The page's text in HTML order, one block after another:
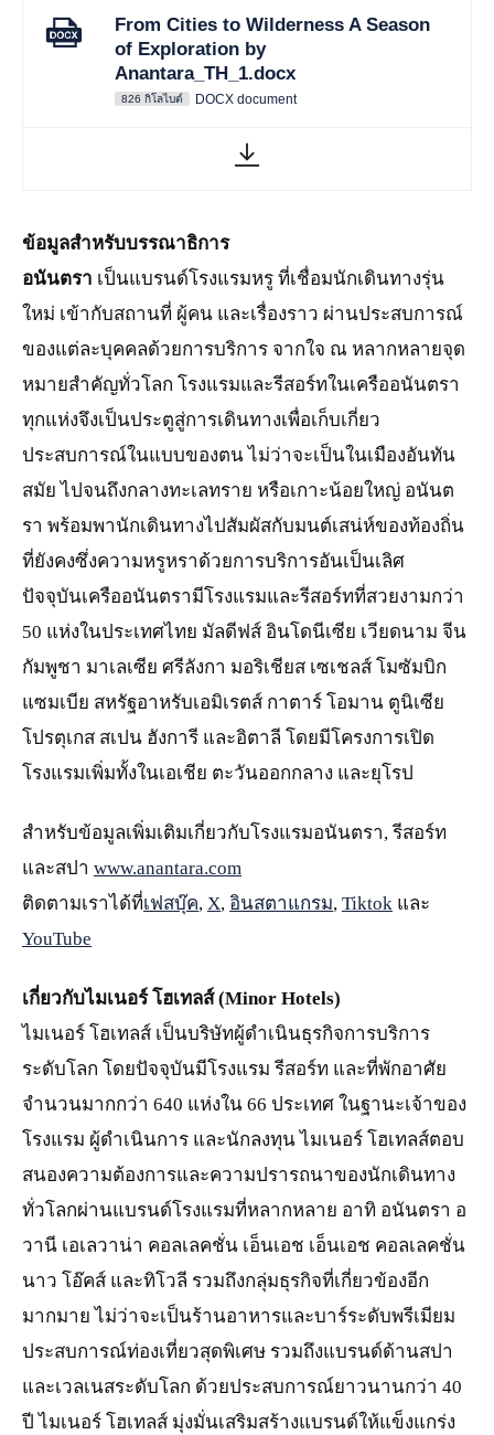
From Cities to Wilderness A Season
of Exploration by
Anantara_TH_1.docx
826 กิโลไบต์ DOCX document
ข้อมูลสำหรับบรรณาธิการ
อนันตรา เป็นแบรนด์โรงแรมหรู ที่เชื่อมนักเดินทางรุ่น
ใหม่ เข้ากับสถานที่ ผู้คน และเรื่องราว ผ่านประสบการณ์
ของแต่ละบุคคลด้วยการบริการ จากใจ ณ หลากหลายจุด
หมายสำคัญทั่วโลก โรงแรมและรีสอร์ทในเครืออนันตรา
ทุกแห่งจึงเป็นประตูสู่การเดินทางเพื่อเก็บเกี่ยว
ประสบการณ์ในแบบของตน ไม่ว่าจะเป็นในเมืองอันทัน
สมัย ไปจนถึงกลางทะเลทราย หรือเกาะน้อยใหญ่ อนันต
รา พร้อมพานักเดินทางไปสัมผัสกับมนต์เสน่ห์ของท้องถิ่น
ที่ยังคงซึ่งความหรูหราด้วยการบริการอันเป็นเลิศ
ปัจจุบันเครืออนันตรามีโรงแรมและรีสอร์ทที่สวยงามกว่า
50 แห่งในประเทศไทย มัลดีฟส์ อินโดนีเซีย เวียดนาม จีน
กัมพูชา มาเลเซีย ศรีลังกา มอริเชียส เซเชลส์ โมซัมบิก
แซมเบีย สหรัฐอาหรับเอมิเรตส์ กาตาร์ โอมาน ตูนิเซีย
โปรตุเกส สเปน ฮังการี และอิตาลี โดยมีโครงการเปิด
โรงแรมเพิ่มทั้งในเอเชีย ตะวันออกกลาง และยุโรป
สำหรับข้อมูลเพิ่มเติมเกี่ยวกับโรงแรมอนันตรา, รีสอร์ท
และสปา www.anantara.com
ติดตามเราได้ที่เฟสบุ๊ค, X, อินสตาแกรม, Tiktok และ
YouTube
เกี่ยวกับไมเนอร์ โฮเทลส์ (Minor Hotels)
ไมเนอร์ โฮเทลส์ เป็นบริษัทผู้ดำเนินธุรกิจการบริการ
ระดับโลก โดยปัจจุบันมีโรงแรม รีสอร์ท และที่พักอาศัย
จำนวนมากกว่า 640 แห่งใน 66 ประเทศ ในฐานะเจ้าของ
โรงแรม ผู้ดำเนินการ และนักลงทุน ไมเนอร์ โฮเทลส์ตอบ
สนองความต้องการและความปรารถนาของนักเดินทาง
ทั่วโลกผ่านแบรนด์โรงแรมที่หลากหลาย อาทิ อนันตรา อ
วานี เอเลวาน่า คอลเลคชั่น เอ็นเอช เอ็นเอช คอลเลคชั่น
นาว โอ๊คส์ และทิโวลี รวมถึงกลุ่มธุรกิจที่เกี่ยวข้องอีก
มากมาย ไม่ว่าจะเป็นร้านอาหารและบาร์ระดับพรีเมียม
ประสบการณ์ท่องเที่ยวสุดพิเศษ รวมถึงแบรนด์ด้านสปา
และเวลเนสระดับโลก ด้วยประสบการณ์ยาวนานกว่า 40
ปี ไมเนอร์ โฮเทลส์ มุ่งมั่นเสริมสร้างแบรนด์ให้แข็งแกร่ง